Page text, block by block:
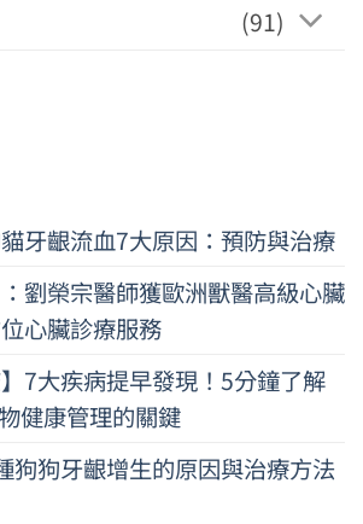
(91)
貓牙齦流血7大原因：預防與治療
：劉榮宗醫師獲歐洲獸醫高級心臟
心臟診療服務
】7大疾病提早發現！5分鐘了解
健康管理的關鍵
狗狗牙齦增生的原因與治療方法